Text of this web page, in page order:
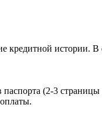
истории. В
(2-3